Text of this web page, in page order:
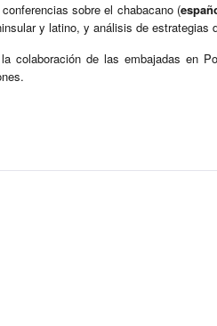
sobre el chabacano (
y latino, y análisis de estrategias
colaboración de las embajadas en